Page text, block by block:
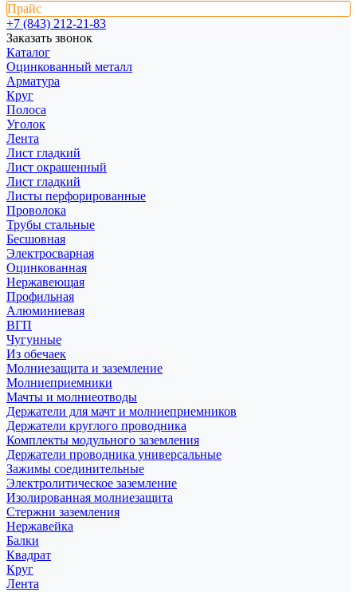
Прайс
+7 (843) 212-21-83
Заказать звонок
Каталог
Оцинкованный металл
Арматура
Круг
Полоса
Уголок
Лента
Лист гладкий
Лист окрашенный
Лист гладкий
Листы перфорированные
Проволока
Трубы стальные
Бесшовная
Электросварная
Оцинкованная
Нержавеющая
Профильная
Алюминиевая
ВГП
Чугунные
Из обечаек
Молниезащита и заземление
Молниеприемники
Мачты и молниеотводы
Держатели для мачт и молниеприемников
Держатели круглого проводника
Комплекты модульного заземления
Держатели проводника универсальные
Зажимы соединительные
Электролитическое заземление
Изолированная молниезащита
Стержни заземления
Нержавейка
Балки
Квадрат
Круг
Лента